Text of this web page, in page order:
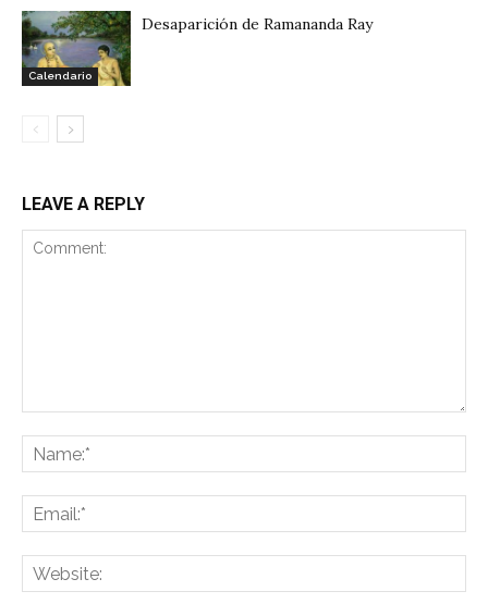
Calendario
Desaparición de Ramananda Ray
LEAVE A REPLY